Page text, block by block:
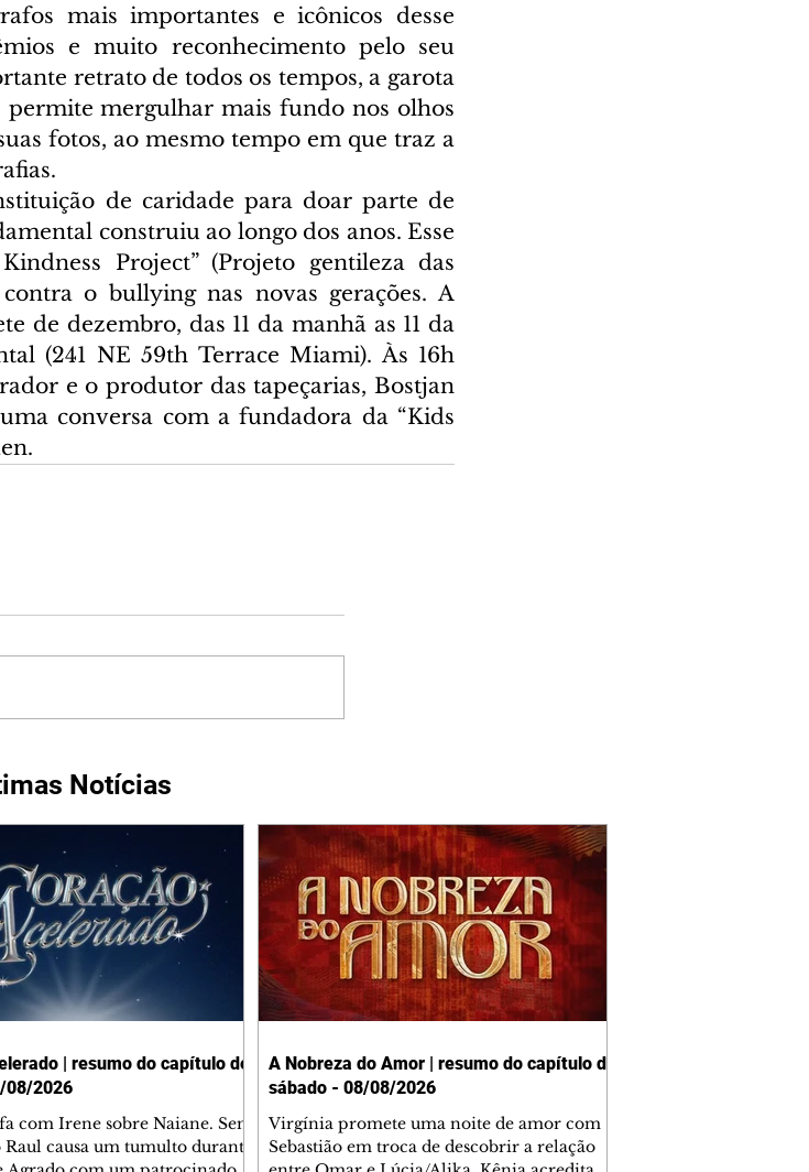
mais importantes e icônicos desse
e muito reconhecimento pelo seu
retrato de todos os tempos, a garota
mergulhar mais fundo nos olhos
fotos, ao mesmo tempo em que traz a
de caridade para doar parte de
construiu ao longo dos anos. Esse
Project” (Projeto gentileza das
o bullying nas novas gerações. A
de dezembro, das 11 da manhã as 11 da
(241 NE 59th Terrace Miami). Às 16h
e o produtor das tapeçarias, Bostjan
conversa com a fundadora da “Kids
Notícias
| resumo do capítulo de
08/2026
com Irene sobre Naiane. Sem
Raul causa um tumulto durante
A Nobreza do Amor | resumo do capítulo de
sábado - 08/08/2026
Virgínia promete uma noite de amor com
Sebastião em troca de descobrir a relação